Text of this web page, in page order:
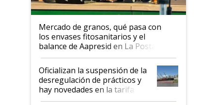
Mercado de granos, qué pasa con
los envases fitosanitarios y el
balance de Aapresid en La Posta
Oficializan la suspensión de la
desregulación de prácticos y
hay novedades en la tarifa de
la hidrovía